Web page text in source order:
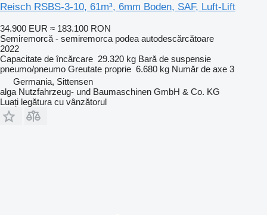
Reisch RSBS-3-10, 61m³, 6mm Boden, SAF, Luft-Lift
34.900 EUR ≈ 183.100 RON
Semiremorcă - semiremorca podea autodescărcătoare
2022
Capacitate de încărcare 29.320 kg Bară de suspensie
pneumo/pneumo Greutate proprie 6.680 kg Număr de axe 3
Germania, Sittensen
alga Nutzfahrzeug- und Baumaschinen GmbH & Co. KG
Luați legătura cu vânzătorul